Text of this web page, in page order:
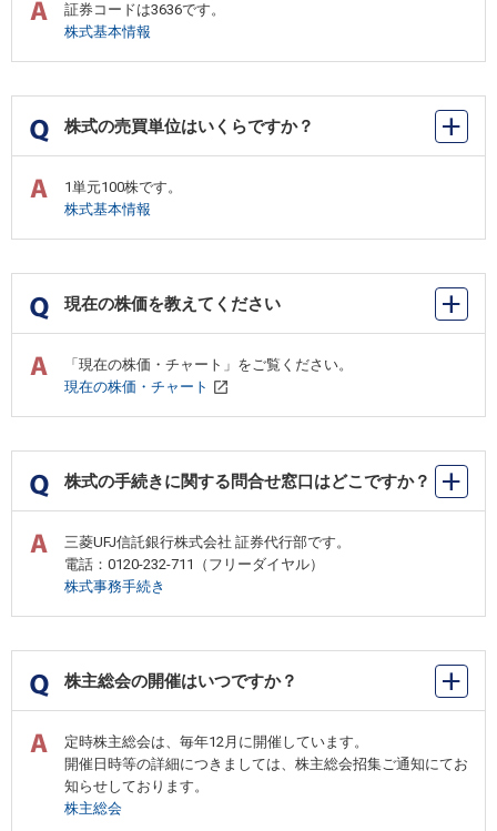
証券コードは3636です。
株式基本情報
株式の売買単位はいくらですか？
1単元100株です。
株式基本情報
現在の株価を教えてください
「現在の株価・チャート」をご覧ください。
現在の株価・チャート
株式の手続きに関する問合せ窓口はどこですか？
三菱UFJ信託銀行株式会社 証券代行部です。
電話：0120-232-711（フリーダイヤル）
株式事務手続き
株主総会の開催はいつですか？
定時株主総会は、毎年12月に開催しています。
開催日時等の詳細につきましては、株主総会招集ご通知にてお
知らせしております。
株主総会